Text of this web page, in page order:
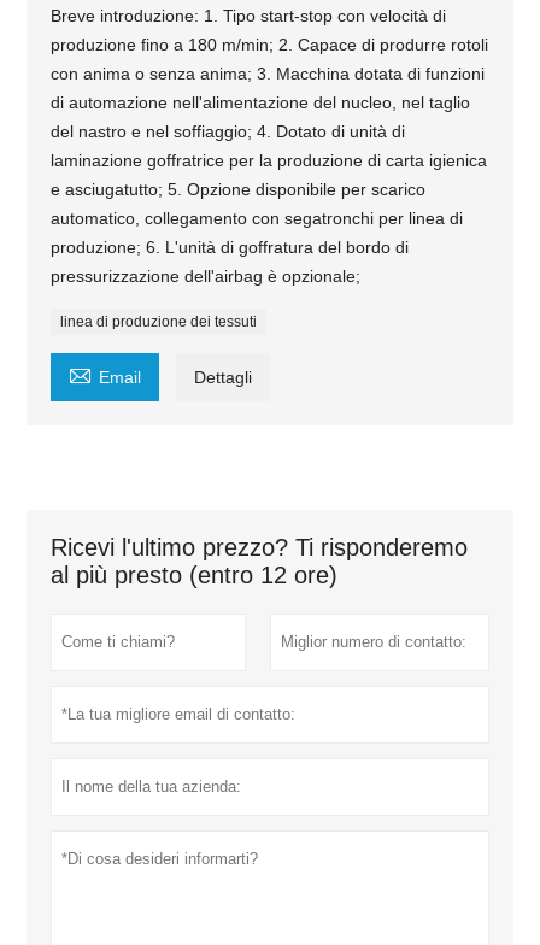
Breve introduzione: 1. Tipo start-stop con velocità di
produzione fino a 180 m/min; 2. Capace di produrre rotoli
con anima o senza anima; 3. Macchina dotata di funzioni
di automazione nell'alimentazione del nucleo, nel taglio
del nastro e nel soffiaggio; 4. Dotato di unità di
laminazione goffratrice per la produzione di carta igienica
e asciugatutto; 5. Opzione disponibile per scarico
automatico, collegamento con segatronchi per linea di
produzione; 6. L'unità di goffratura del bordo di
pressurizzazione dell'airbag è opzionale;
linea di produzione dei tessuti
 Email Dettagli
Ricevi l'ultimo prezzo? Ti risponderemo
al più presto (entro 12 ore)